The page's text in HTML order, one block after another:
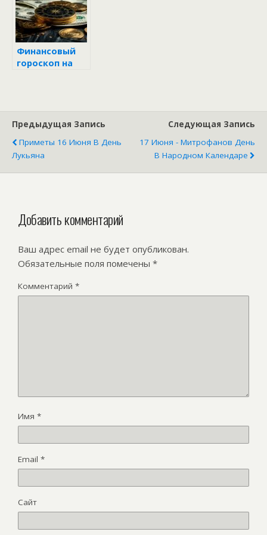
богато жить
будешь
Финансовый
гороскоп на
Предыдущая Запись
Приметы 16 Июня В День
Лукьяна
Следующая Запись
17 Июня - Митрофанов День
В Народном Календаре
Добавить комментарий
Ваш адрес email не будет опубликован.
Обязательные поля помечены *
Комментарий *
Имя *
Email *
Сайт